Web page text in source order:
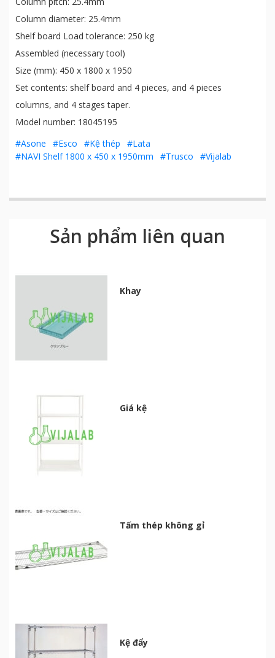
Column diameter: 25.4mm
Shelf board Load tolerance: 250 kg
Assembled (necessary tool)
Size (mm): 450 x 1800 x 1950
Set contents: shelf board and 4 pieces, and 4 pieces
columns, and 4 stages taper.
Model number: 18045195
#Asone
#Esco #Kệ thép
#Lata
#NAVI Shelf 1800 x 450 x 1950mm
#Trusco #Vijalab
Sản phẩm liên quan
Khay
Giá kệ
Tấm thép không gỉ
Kệ đẩy